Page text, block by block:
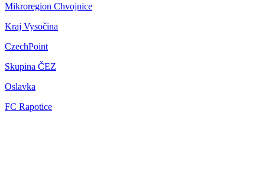
Mikroregion Chvojnice
Kraj Vysočina
CzechPoint
Skupina ČEZ
Oslavka
FC Rapotice